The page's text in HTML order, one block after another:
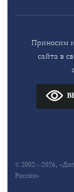
Приносим
сайта в
© 2002—2026,
России»